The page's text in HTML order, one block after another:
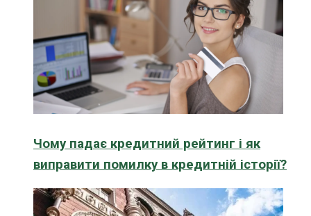
Чому падає кредитний рейтинг і як
виправити помилку в кредитній історії?